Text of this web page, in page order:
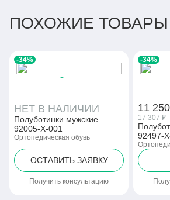
ПОХОЖИЕ ТОВАРЫ
-34%
НЕТ В НАЛИЧИИ
Полуботинки мужские
92005-Х-001
Ортопедическая обувь
ОСТАВИТЬ ЗАЯВКУ
Получить консультацию
-34%
11
17 307 ₽
92497-